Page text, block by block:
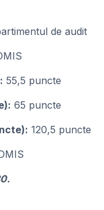
de audit
55,5 puncte
65 puncte
120,5 puncte